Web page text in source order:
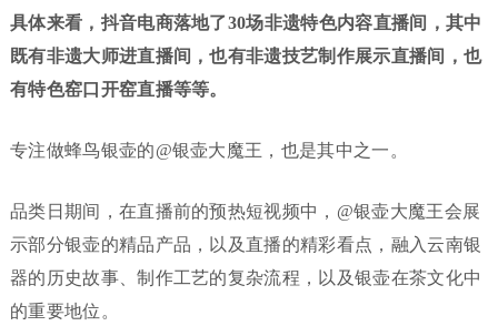
具体来看，抖音电商落地了30场非遗特色内容直播间，其中
既有非遗大师进直播间，也有非遗技艺制作展示直播间，也
有特色窑口开窑直播等等。
专注做蜂鸟银壶的@银壶大魔王，也是其中之一。
品类日期间，在直播前的预热短视频中，@银壶大魔王会展
示部分银壶的精品产品，以及直播的精彩看点，融入云南银
器的历史故事、制作工艺的复杂流程，以及银壶在茶文化中
的重要地位。